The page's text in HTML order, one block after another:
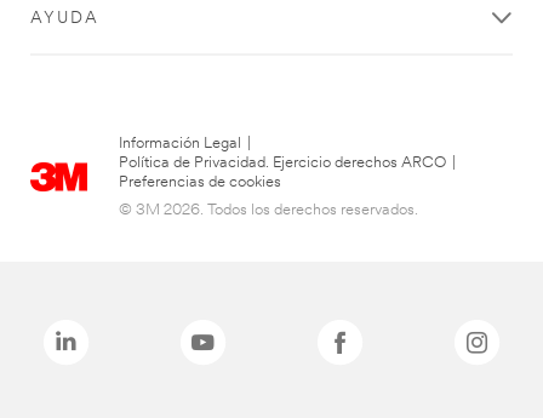
AYUDA
Información Legal
Política de Privacidad. Ejercicio derechos ARCO
Preferencias de cookies
© 3M 2026. Todos los derechos reservados.